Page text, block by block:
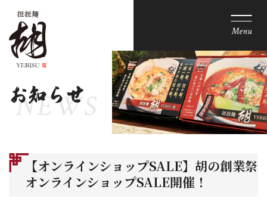
Menu
お知らせ
【オンラインショップSALE】胡の創業祭
オンラインショップSALE開催！